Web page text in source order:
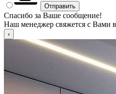
Спасибо за Ваше сообщение!
Наш менеджер свяжется с Вами